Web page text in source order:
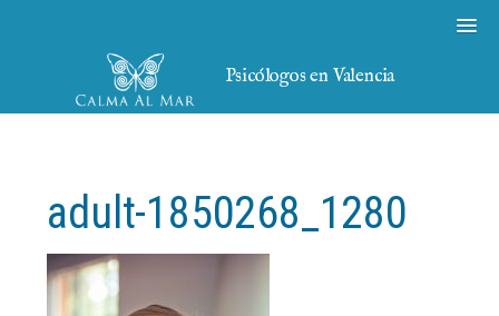
Psicólogos en Valencia
adult-1850268_1280